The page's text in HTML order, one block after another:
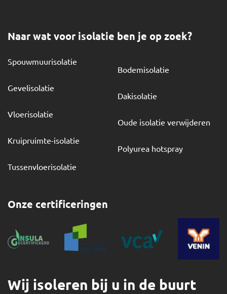
Naar wat voor isolatie ben je op zoek?
Spouwmuurisolatie
Gevelisolatie
Vloerisolatie
Kruipruimte-isolatie
Tussenvloerisolatie
Bodemisolatie
Dakisolatie
Oude isolatie verwijderen
Polyurea hotspray
Onze certificeringen
Wij isoleren bij u in de buurt